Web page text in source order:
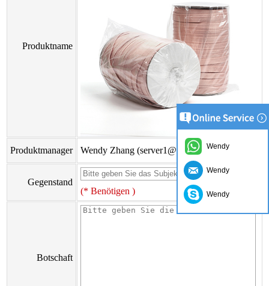
Produktname
Produktmanager Wendy Zhang (server1@cyangguang.cn)
Gegenstand
(* Benötigen )
Botschaft
Wendy
Wendy
Wendy